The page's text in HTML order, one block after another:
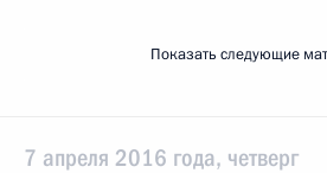
Показать следующие
7 апреля 2016 года, четверг